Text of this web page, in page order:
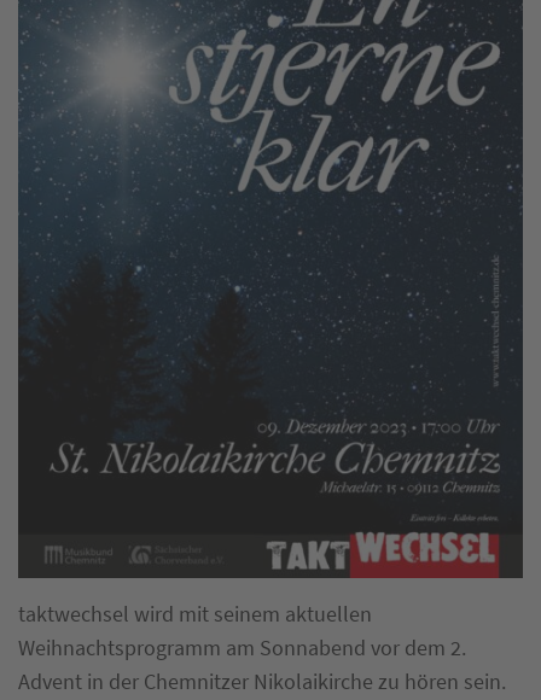
taktwechsel wird mit seinem aktuellen
Weihnachtsprogramm am Sonnabend vor dem 2.
Advent in der Chemnitzer Nikolaikirche zu hören sein.